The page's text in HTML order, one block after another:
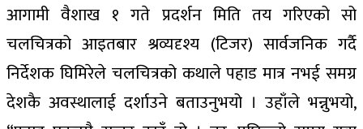
आगामी वैशाख १ गते प्रदर्शन मिति तय गरिएको सो
चलचित्रको आइतबार श्रव्यदृश्य (टिजर) सार्वजनिक गर्दै
निर्देशक घिमिरेले चलचित्रको कथाले पहाड मात्र नभई समग्र
देशकै अवस्थालाई दर्शाउने बताउनुभयो । उहाँले भन्नुभयो,